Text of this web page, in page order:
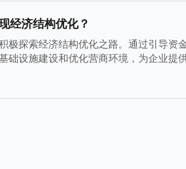
经济结构优化？
极探索经济结构优化之路。通过引导
础设施建设和优化营商环境，为企业提